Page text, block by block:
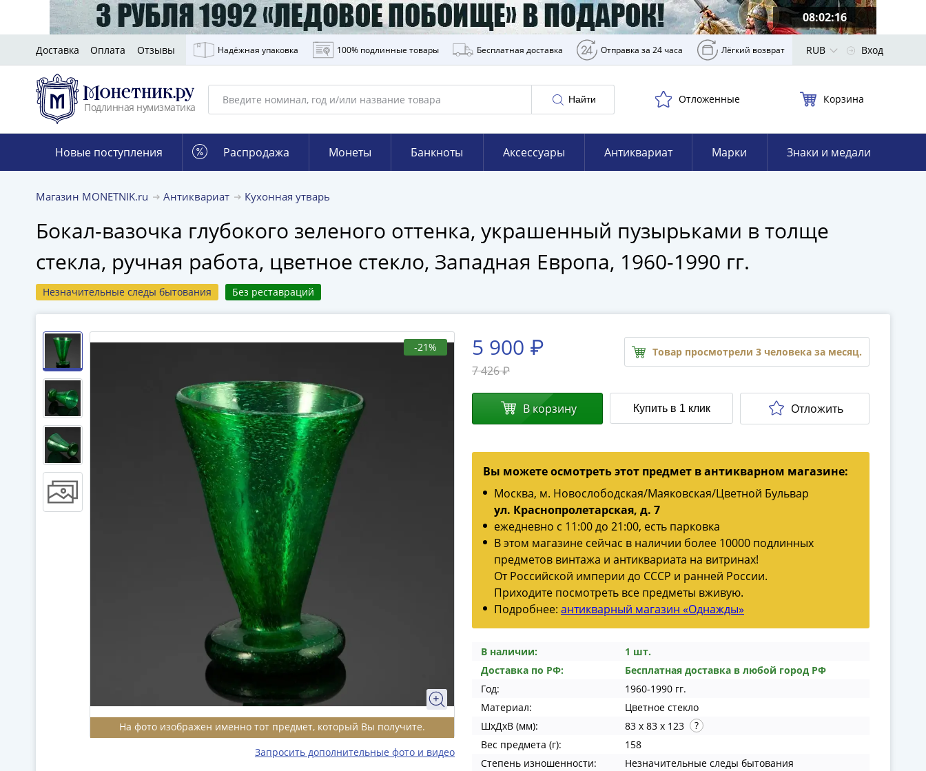
08:02:15
Доставка Оплата Отзывы Надёжная упаковка 100% подлинные товары Бесплатная доставка Отправка за 24 часа Лёгкий возврат RUB Вход
Подлинная нумизматика
Найти Отложенные Корзина
Новые поступления Распродажа Монеты Банкноты Аксессуары Антиквариат Марки Знаки и медали
Магазин MONETNIK.ru Антиквариат Кухонная утварь
Бокал-вазочка глубокого зеленого оттенка, украшенный пузырьками в толще
стекла, ручная работа, цветное стекло, Западная Европа, 1960-1990 гг.
Незначительные следы бытования Без реставраций
-21%
На фото изображен именно тот предмет, который Вы получите.
Запросить дополнительные фото и видео
5 900 ₽
7 426 ₽
Товар просмотрели 3 человека за месяц.
Вы можете осмотреть этот предмет в антикварном магазине:
Москва, м. Новослободская/Маяковская/Цветной Бульвар
ул. Краснопролетарская, д. 7
ежедневно с 11:00 до 21:00, есть парковка
В этом магазине сейчас в наличии более 10000 подлинных
предметов винтажа и антиквариата на витринах!
От Российской империи до СССР и ранней России.
Приходите посмотреть все предметы вживую.
Подробнее: антикварный магазин «Однажды»
В наличии:
1 шт.
Доставка по РФ:
Бесплатная доставка в любой город РФ
Год:
1960-1990 гг.
Материал:
Цветное стекло
ШхДхВ (мм):
83 x 83 x 123
Вес предмета (г):
158
Степень изношенности:
Незначительные следы бытования
В корзину Купить в 1 клик Отложить